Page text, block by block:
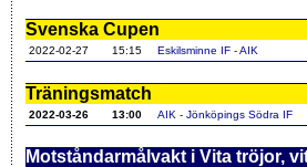
Svenska Cupen
2022-02-27 15:15 Eskilsminne IF - AIK
Träningsmatch
2022-03-26 13:00 AIK - Jönköpings Södra IF
Motståndarmålvakt i Vita tröjor,